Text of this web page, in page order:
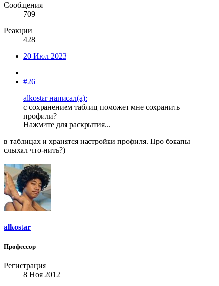
Сообщения
709
Реакции
428
20 Июл 2023
#26
alkostar написал(а):
с сохранением таблиц поможет мне сохранить
профили?
Нажмите для раскрытия...
в таблицах и хранятся настройки профиля. Про бэкапы
слыхал что-нить?)
alkostar
Профессор
Регистрация
8 Ноя 2012